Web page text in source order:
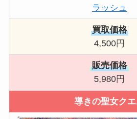
ラッシュ
買取価格
4,500円
販売価格
5,980円
導きの聖女ク